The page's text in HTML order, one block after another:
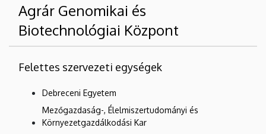
Agrár Genomikai és
Biotechnológiai Központ
Felettes szervezeti egységek
Debreceni Egyetem
Mezőgazdaság-, Élelmiszertudományi és
Környezetgazdálkodási Kar